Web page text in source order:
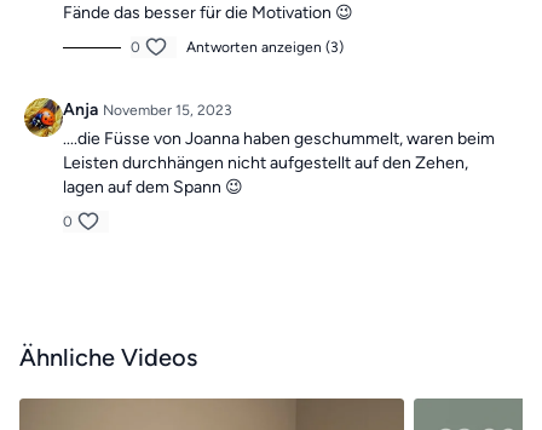
Vorteile der App
kostenfrei testen <<
Fände das besser für die Motivation 😉
0 Antworten anzeigen (3)
Anja November 15, 2023
....die Füsse von Joanna haben geschummelt, waren beim
Leisten durchhängen nicht aufgestellt auf den Zehen,
lagen auf dem Spann 😉
0
Ähnliche Videos